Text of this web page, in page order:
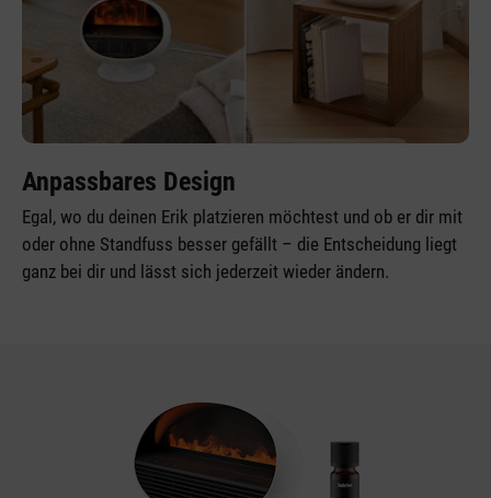
Anpassbares Design
Egal, wo du deinen Erik platzieren möchtest und ob er dir mit
oder ohne Standfuss besser gefällt – die Entscheidung liegt
ganz bei dir und lässt sich jederzeit wieder ändern.